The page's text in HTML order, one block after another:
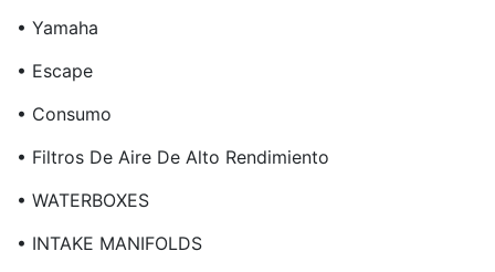
• Yamaha
• Escape
• Consumo
• Filtros De Aire De Alto Rendimiento
• WATERBOXES
• INTAKE MANIFOLDS